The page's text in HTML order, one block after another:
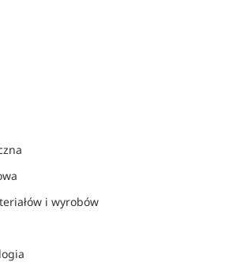
i wyrobów